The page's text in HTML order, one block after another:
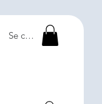
Se connecter